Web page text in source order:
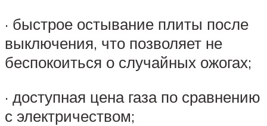
· быстрое остывание плиты после
выключения, что позволяет не
беспокоиться о случайных ожогах;
· доступная цена газа по сравнению
с электричеством;